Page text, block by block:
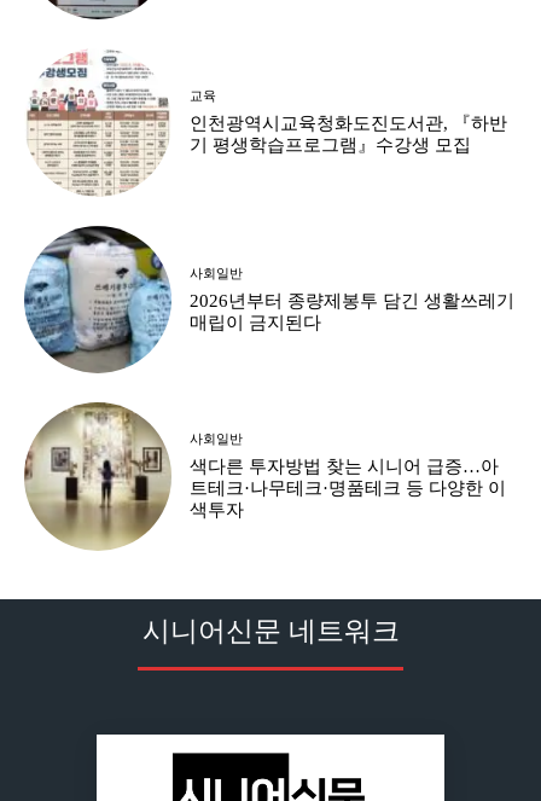
교육
인천광역시교육청화도진도서관, 『하반
기 평생학습프로그램』수강생 모집
사회일반
2026년부터 종량제봉투 담긴 생활쓰레기
매립이 금지된다
사회일반
색다른 투자방법 찾는 시니어 급증…아
트테크·나무테크·명품테크 등 다양한 이
색투자
시니어신문 네트워크